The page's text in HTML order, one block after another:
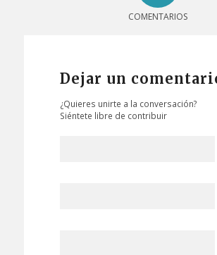
COMENTARIOS
Dejar un
¿Quieres unirte a la conversación?
Siéntete libre de contribuir